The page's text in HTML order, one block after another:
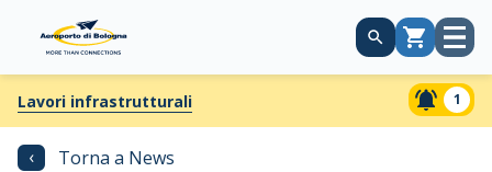
CarrelloApri
Lavori infrastrutturali 1
‹ Torna a News